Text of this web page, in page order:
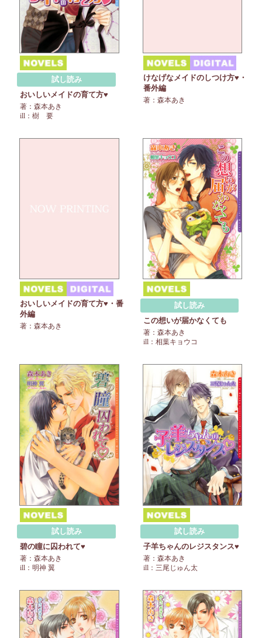
試し読み
おいしいメイドの育て方♥
著：森本あき
ill：樹 要
けなげなメイドのしつけ方♥・
番外編
著：森本あき
おいしいメイドの育て方♥・番
外編
著：森本あき
試し読み
この想いが届かなくても
著：森本あき
ill：相葉キョウコ
試し読み
碧の瞳に囚われて♥
著：森本あき
ill：明神 翼
試し読み
子羊ちゃんのレジスタンス♥
著：森本あき
ill：三尾じゅん太